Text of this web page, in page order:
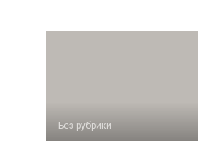
Без рубрики